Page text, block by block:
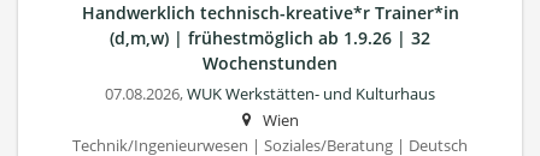
Handwerklich technisch-kreative*r Trainer*in
(d,m,w) | frühestmöglich ab 1.9.26 | 32
Wochenstunden
07.08.2026,WUK Werkstätten- und Kulturhaus
Wien
Technik/Ingenieurwesen | Soziales/Beratung | Deutsch